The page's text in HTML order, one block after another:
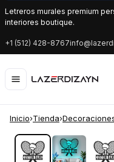
Letreros murales premium
interiores boutique.
+1 (512) 428-8767
Inicio›Tienda›
‹